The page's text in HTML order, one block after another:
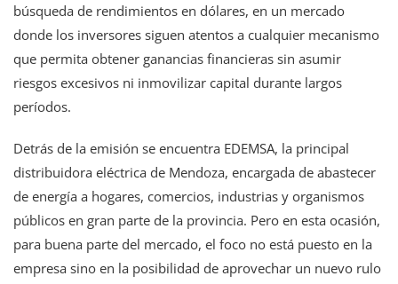
búsqueda de rendimientos en dólares, en un mercado
donde los inversores siguen atentos a cualquier mecanismo
que permita obtener ganancias financieras sin asumir
riesgos excesivos ni inmovilizar capital durante largos
períodos.
Detrás de la emisión se encuentra EDEMSA, la principal
distribuidora eléctrica de Mendoza, encargada de abastecer
de energía a hogares, comercios, industrias y organismos
públicos en gran parte de la provincia. Pero en esta ocasión,
para buena parte del mercado, el foco no está puesto en la
empresa sino en la posibilidad de aprovechar un nuevo rulo